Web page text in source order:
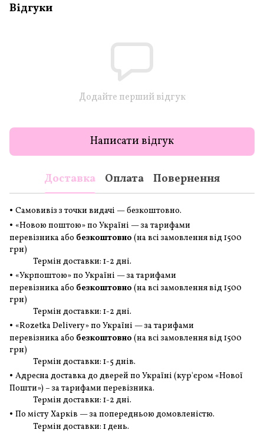
Відгуки
Додайте перший відгук
Написати відгук
Доставка Оплата Повернення
• Самовивіз з точки видачі — безкоштовно.
• «Новою поштою» по Україні — за тарифами
перевізника або безкоштовно (на всі замовленнявід 1500
грн)
Термін доставки: 1-2 дні.
• «Укрпоштою» по Україні — за тарифами
перевізника або безкоштовно (на всі замовленнявід 1500
грн)
Термін доставки: 1-2 дні.
• «Rozetka Delivery» по Україні — за тарифами
перевізника або безкоштовно (на всі замовленнявід 1500
грн)
Термін доставки: 1-5 днів.
• Адресна доставка до дверей по Україні (кур'єром «Нової
Пошти») – за тарифами перевізника.
Термін доставки: 1-2 дні.
• По місту Харків — за попередньою домовленістю.
Термін доставки: 1 день.